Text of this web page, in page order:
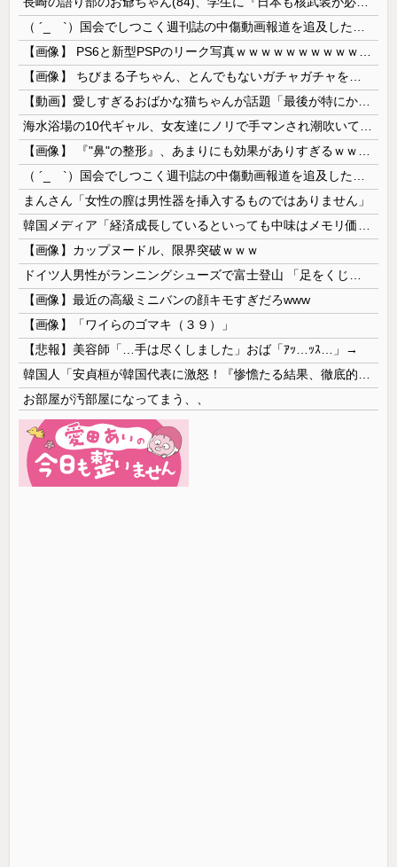
まんさん「女性の膣は男性器を挿入するものではありません」
【画像】カップヌードル、限界突破ｗｗｗ
【画像】最近の高級ミニバンの顔キモすぎだろwww
【画像】「ワイらのゴマキ（３９）」
【悲報】美容師「…手は尽くしました」おば「ｱｯ…ｯｽ…」→
お部屋が汚部屋になってまう、、